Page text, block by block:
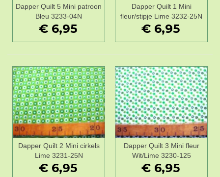
Dapper Quilt 5 Mini patroon
Bleu 3233-04N
€ 6,95
Dapper Quilt 1 Mini
fleur/stipje Lime 3232-25N
€ 6,95
Dapper Quilt 2 Mini cirkels
Lime 3231-25N
€ 6,95
Dapper Quilt 3 Mini fleur
Wit/Lime 3230-125
€ 6,95